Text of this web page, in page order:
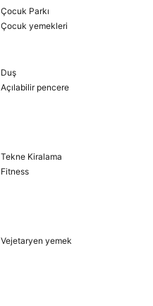
Çocuk Parkı
Çocuk yemekleri
Duş
Açılabilir pencere
Tekne Kiralama
Fitness
Vejetaryen yemek